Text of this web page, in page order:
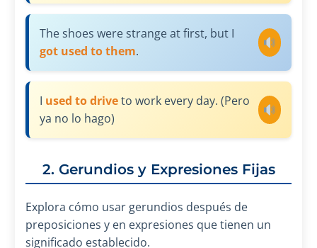
The shoes were strange at first, but I
got used to them.
I used to driveto work every day. (Pero
ya no lo hago)
2. Gerundios y Expresiones Fijas
Explora cómo usar gerundios después de
preposiciones y en expresiones que tienen un
significado establecido.